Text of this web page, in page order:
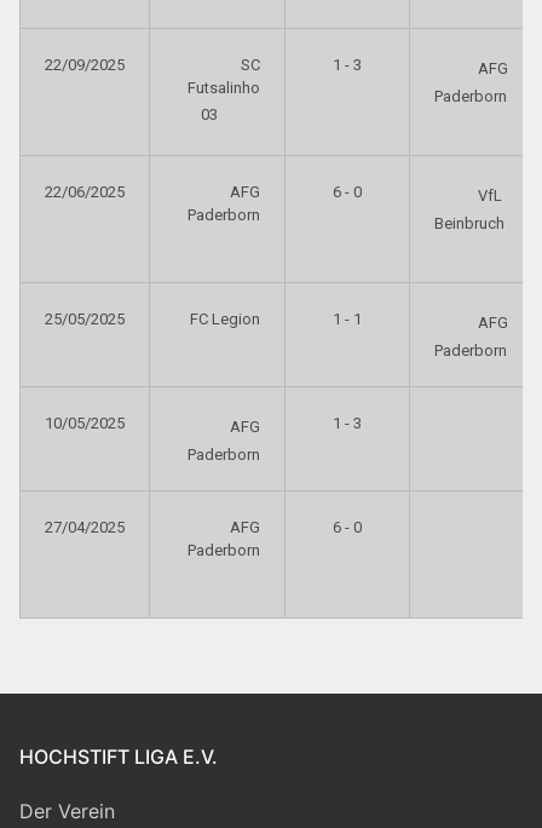
22/09/2025
SC
Futsalinho
03
1 - 3
AFG
Paderborn
22/06/2025
AFG
Paderborn
6 - 0
VfL
Beinbruch
25/05/2025 FC Legion 1 - 1
AFG
Paderborn
10/05/2025
AFG
Paderborn
1 - 3
27/04/2025
AFG
Paderborn
6 - 0
HOCHSTIFT LIGA E.V.
Der Verein